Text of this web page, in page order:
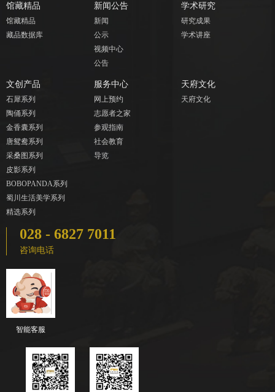
馆藏精品
馆藏精品
藏品数据库
新闻公告
新闻
公示
视频中心
公告
学术研究
研究成果
学术讲座
文创产品
石犀系列
陶俑系列
金香囊系列
唐鸳鸯系列
采桑图系列
皮影系列
BOBOPANDA系列
蜀川生活美学系列
精选系列
服务中心
网上预约
志愿者之家
参观指南
社会教育
导览
天府文化
天府文化
028 - 6827 7011
咨询电话
智能客服